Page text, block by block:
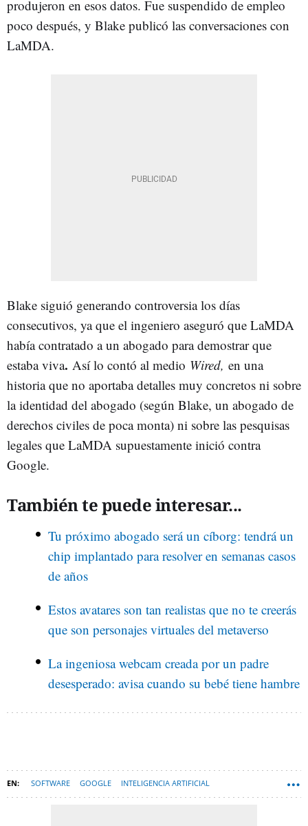
produjeron en esos datos. Fue suspendido de empleo
poco después, y Blake publicó las conversaciones con
LaMDA.
Blake siguió generando controversia los días
consecutivos, ya que el ingeniero aseguró que LaMDA
había contratado a un abogado para demostrar que
estaba viva. Así lo contó al medio Wired, en una
historia que no aportaba detalles muy concretos ni sobre
la identidad del abogado (según Blake, un abogado de
derechos civiles de poca monta) ni sobre las pesquisas
legales que LaMDA supuestamente inició contra
Google.
También te puede interesar...
Tu próximo abogado será un cíborg: tendrá un
chip implantado para resolver en semanas casos
de años
Estos avatares son tan realistas que no te creerás
que son personajes virtuales del metaverso
La ingeniosa webcam creada por un padre
desesperado: avisa cuando su bebé tiene hambre
SOFTWARE GOOGLE INTELIGENCIA ARTIFICIAL